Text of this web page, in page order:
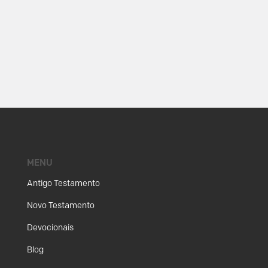
MENU
Antigo Testamento
Novo Testamento
Devocionais
Blog